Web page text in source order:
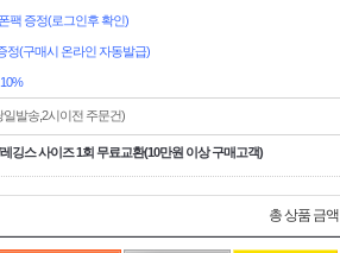
팩 증정(로그인후 확인)
정(구매시 온라인 자동발급)
발송,2시이전 주문건)
깅스 사이즈 1회 무료교환(10만원 이상 구매고객)
총 상품 금액